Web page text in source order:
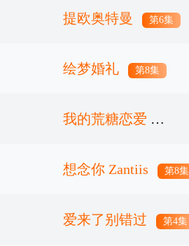
第12集
提欧奥特曼 第6集
绘梦婚礼 第8集
我的荒糖恋爱
第12集完结
想念你 Zantiis 第8
爱来了别错过 第4集